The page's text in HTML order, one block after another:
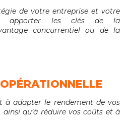
de votre entreprise et votre
apporter les clés de la
concurrentiel ou de la
à adapter le rendement de vos
ainsi qu’à réduire vos coûts et à